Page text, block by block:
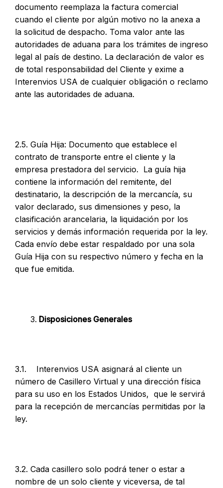
documento reemplaza la factura comercial
cuando el cliente por algún motivo no la anexa a
la solicitud de despacho. Toma valor ante las
autoridades de aduana para los trámites de ingreso
legal al país de destino. La declaración de valor es
de total responsabilidad del Cliente y exime a
Interenvios USA de cualquier obligación o reclamo
ante las autoridades de aduana.
2.5. Guía Hija: Documento que establece el
contrato de transporte entre el cliente y la
empresa prestadora del servicio. La guía hija
contiene la información del remitente, del
destinatario, la descripción de la mercancía, su
valor declarado, sus dimensiones y peso, la
clasificación arancelaria, la liquidación por los
servicios y demás información requerida por la ley.
Cada envío debe estar respaldado por una sola
Guía Hija con su respectivo número y fecha en la
que fue emitida.
Disposiciones Generales
3.1. Interenvios USA asignará al cliente un
número de Casillero Virtual y una dirección física
para su uso en los Estados Unidos, que le servirá
para la recepción de mercancías permitidas por la
ley.
3.2. Cada casillero solo podrá tener o estar a
nombre de un solo cliente y viceversa, de tal